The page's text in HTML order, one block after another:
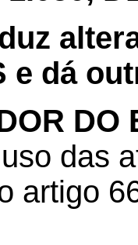
e dá
DO
das
artigo